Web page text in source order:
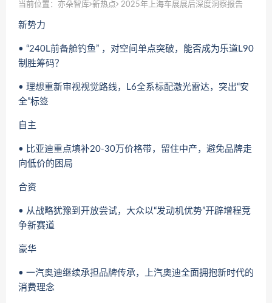
当前位置： 亦朵智库 新热点 2025年上海车展展后深度洞察报告
新势力
• “240L前备舱钓鱼” ，对空间单点突破，能否成为乐道L90
制胜筹码？
• 理想重新审视视觉路线，L6全系标配激光雷达，突出“安
全”标签
自主
• 比亚迪重点填补20-30万价格带，留住中产，避免品牌走
向低价的困局
合资
• 从战略犹豫到开放尝试，大众以“发动机优势”开辟增程竞
争新赛道
豪华
• 一汽奥迪继续承担品牌传承，上汽奥迪全面拥抱新时代的
消费理念